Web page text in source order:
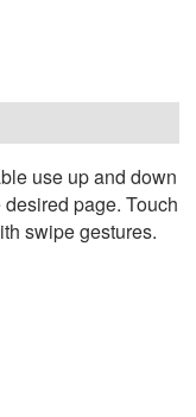
use up and down
page. Touch
swipe gestures.